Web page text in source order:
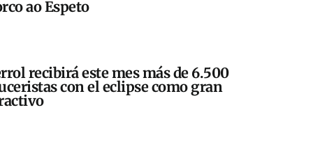
ao Espeto
recibirá este mes más de 6.500
con el eclipse como gran